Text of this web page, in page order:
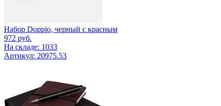
Набор Doppio, черный с красным
972 руб.
На складе: 1033
Артикул: 20975.53